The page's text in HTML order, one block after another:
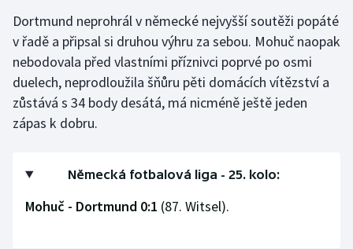
Házená
Jezdectví
Judo
Lezení
Dortmund neprohrál v německé nejvyšší soutěži popáté
v řadě a připsal si druhou výhru za sebou. Mohuč naopak
nebodovala před vlastními příznivci poprvé po osmi
duelech, neprodloužila šňůru pěti domácích vítězství a
zůstává s 34 body desátá, má nicméně ještě jeden
zápas k dobru.
Německá fotbalová liga - 25. kolo:
Mohuč - Dortmund 0:1 (87. Witsel).